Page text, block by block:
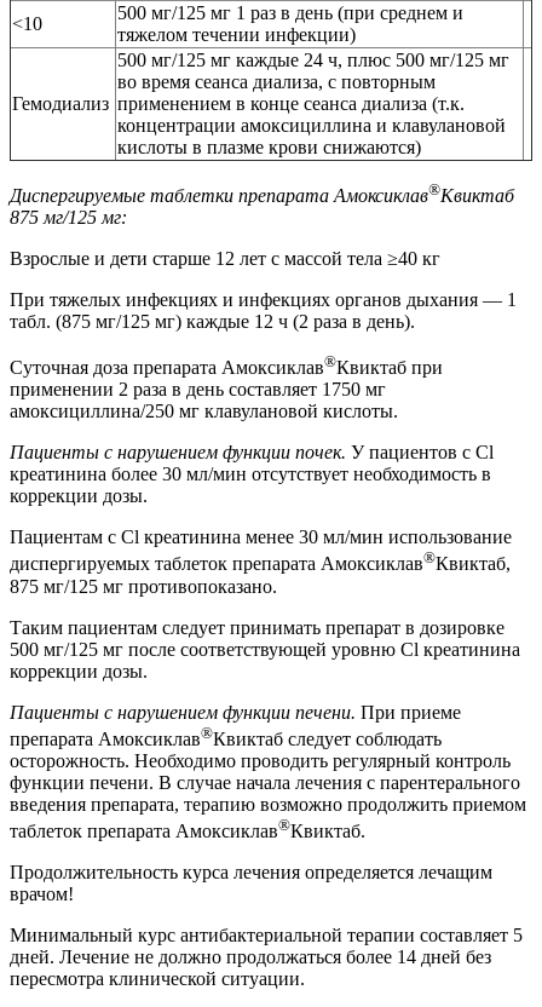
<10
500 мг/125 мг 1 раз в день (при среднем и
тяжелом течении инфекции)
Гемодиализ
500 мг/125 мг каждые 24 ч, плюс 500 мг/125 мг
во время сеанса диализа, с повторным
применением в конце сеанса диализа (т.к.
концентрации амоксициллина и клавулановой
кислоты в плазме крови снижаются)
Диспергируемые таблетки препарата Амоксиклав®Квиктаб
875 мг/125 мг:
Взрослые и дети старше 12 лет с массой тела ≥40 кг
При тяжелых инфекциях и инфекциях органов дыхания — 1
табл. (875 мг/125 мг) каждые 12 ч (2 раза в день).
Суточная доза препарата Амоксиклав®Квиктаб при
применении 2 раза в день составляет 1750 мг
амоксициллина/250 мг клавулановой кислоты.
Пациенты с нарушением функции почек. У пациентов с Cl
креатинина более 30 мл/мин отсутствует необходимость в
коррекции дозы.
Пациентам с Cl креатинина менее 30 мл/мин использование
диспергируемых таблеток препарата Амоксиклав®Квиктаб,
875 мг/125 мг противопоказано.
Таким пациентам следует принимать препарат в дозировке
500 мг/125 мг после соответствующей уровню Cl креатинина
коррекции дозы.
Пациенты с нарушением функции печени. При приеме
препарата Амоксиклав®Квиктаб следует соблюдать
осторожность. Необходимо проводить регулярный контроль
функции печени. В случае начала лечения с парентерального
введения препарата, терапию возможно продолжить приемом
таблеток препарата Амоксиклав®Квиктаб.
Продолжительность курса лечения определяется лечащим
врачом!
Минимальный курс антибактериальной терапии составляет 5
дней. Лечение не должно продолжаться более 14 дней без
пересмотра клинической ситуации.